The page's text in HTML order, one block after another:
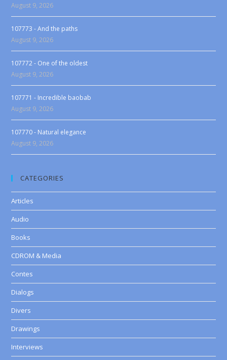
August 9, 2026
107773 - And the paths
August 9, 2026
107772 - One of the oldest
August 9, 2026
107771 - Incredible baobab
August 9, 2026
107770 - Natural elegance
August 9, 2026
CATEGORIES
Articles
Audio
Books
CDROM & Media
Contes
Dialogs
Divers
Drawings
Interviews